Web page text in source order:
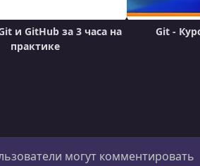
и GitHub за 3 часа на
практике
Git -